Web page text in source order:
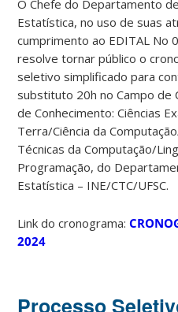
O Chefe do Departamento
Estatística, no uso de suas
cumprimento ao EDITAL No
resolve tornar público o
seletivo simplificado para
substituto 20h no Campo de
de Conhecimento: Ciências
Terra/Ciência da
Técnicas da Computação/
Programação, do
Estatística – INE/CTC/UFSC.
Link do cronograma:
2024
Processo